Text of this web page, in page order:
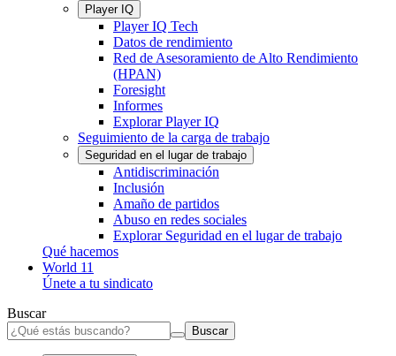
Player IQ
Player IQ Tech
Datos de rendimiento
Red de Asesoramiento de Alto Rendimiento
(HPAN)
Foresight
Informes
Explorar Player IQ
Seguimiento de la carga de trabajo
Seguridad en el lugar de trabajo
Antidiscriminación
Inclusión
Amaño de partidos
Abuso en redes sociales
Explorar Seguridad en el lugar de trabajo
Qué hacemos
World 11
Únete a tu sindicato
Buscar
Buscar